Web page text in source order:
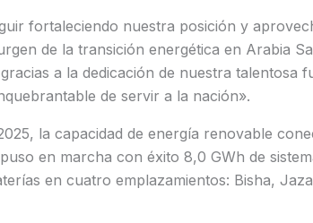
fortaleciendo nuestra posición y
de la transición energética en Arabia
a la dedicación de nuestra talentosa
de servir a la nación».
la capacidad de energía renovable
en marcha con éxito 8,0 GWh de
en cuatro emplazamientos: Bisha,